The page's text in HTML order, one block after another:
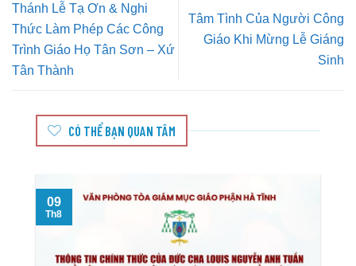
Thánh Lễ Tạ Ơn & Nghi
Thức Làm Phép Các Công
Trình Giáo Họ Tân Sơn – Xứ
Tân Thành
Tâm Tình Của Người Công
Giáo Khi Mừng Lễ Giáng
Sinh
CÓ THỂ BẠN QUAN TÂM
09
Th8